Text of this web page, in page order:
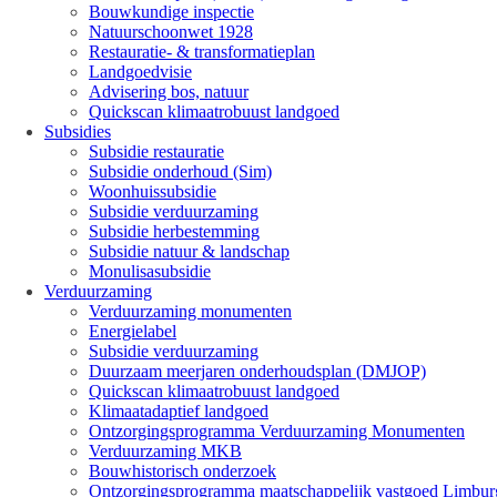
Bouwkundige inspectie
Natuurschoonwet 1928
Restauratie- & transformatieplan
Landgoedvisie
Advisering bos, natuur
Quickscan klimaatrobuust landgoed
Subsidies
Subsidie restauratie
Subsidie onderhoud (Sim)
Woonhuissubsidie
Subsidie verduurzaming
Subsidie herbestemming
Subsidie natuur & landschap
Monulisasubsidie
Verduurzaming
Verduurzaming monumenten
Energielabel
Subsidie verduurzaming
Duurzaam meerjaren onderhoudsplan (DMJOP)
Quickscan klimaatrobuust landgoed
Klimaatadaptief landgoed
Ontzorgingsprogramma Verduurzaming Monumenten
Verduurzaming MKB
Bouwhistorisch onderzoek
Ontzorgingsprogramma maatschappelijk vastgoed